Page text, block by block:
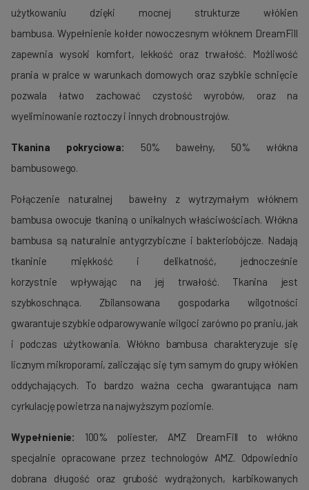
użytkowaniu dzięki mocnej strukturze włókien
bambusa. Wypełnienie kołder nowoczesnym włóknem DreamFill
zapewnia wysoki komfort, lekkość oraz trwałość. Możliwość
prania w pralce w warunkach domowych oraz szybkie schnięcie
pozwala łatwo zachować czystość wyrobów, oraz na
wyeliminowanie roztoczy i innych drobnoustrojów.
Tkanina pokryciowa:
50% bawełny, 50% włókna
bambusowego.
Połączenie naturalnej bawełny z wytrzymałym włóknem
bambusa owocuje tkaniną o unikalnych właściwościach. Włókna
bambusa są naturalnie antygrzybiczne i bakteriobójcze. Nadają
tkaninie miękkość i delikatność, jednocześnie
korzystnie wpływając na jej trwałość. Tkanina jest
szybkoschnąca. Zbilansowana gospodarka wilgotności
gwarantuje szybkie odparowywanie wilgoci zarówno po praniu, jak
i podczas użytkowania. Włókno bambusa charakteryzuje się
licznym mikroporami, zaliczając się tym samym do grupy włókien
oddychających. To bardzo ważna cecha gwarantująca nam
cyrkulację powietrza na najwyższym poziomie.
Wypełnienie:
100% poliester, AMZ DreamFill to włókno
specjalnie opracowane przez technologów AMZ. Odpowiednio
dobrana długość oraz grubość wydrążonych, karbikowanych